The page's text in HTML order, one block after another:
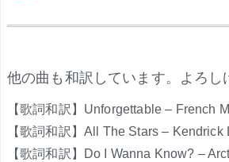
他の曲も和訳しています。よろし
【歌詞和訳】Unforgettable – French
【歌詞和訳】All The Stars – Kendrick
【歌詞和訳】Do I Wanna Know? –